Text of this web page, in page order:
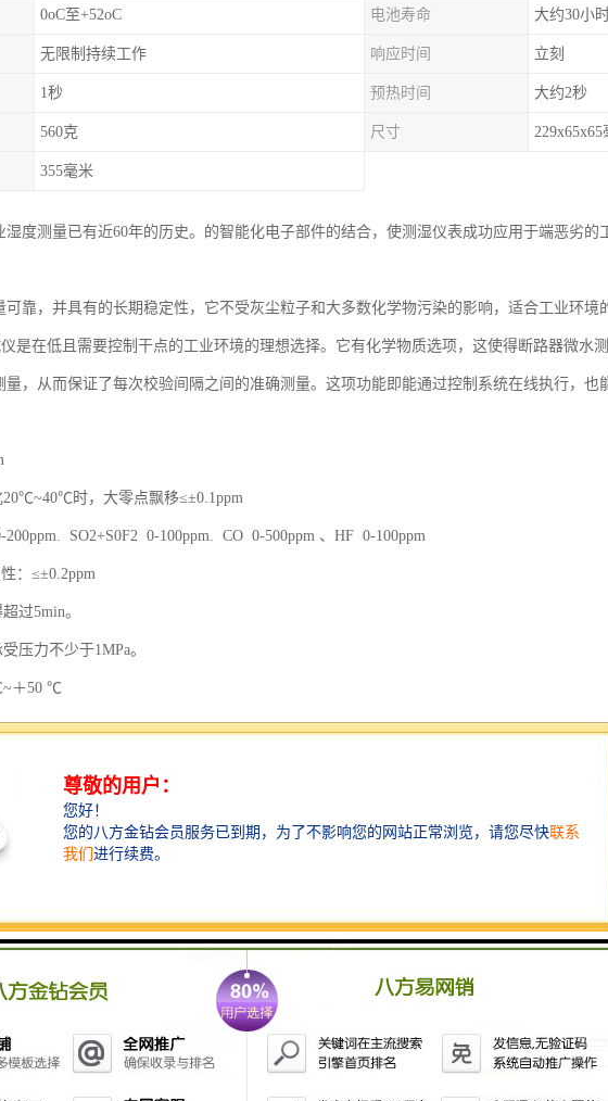
0oC至+52oC 电池寿命 大约30小
无限制持续工作 响应时间 立刻
1秒 预热时间 大约2秒
560克 尺寸 229x65x65
355毫米
湿度测量已有近60年的历史。的智能化电子部件的结合，使测湿仪表成功应用于端恶劣的
靠，并具有的长期稳定性，它不受灰尘粒子和大多数化学物污染的影响，适合工业环境
是在低且需要控制干点的工业环境的理想选择。它有化学物质选项，这使得断路器微水
量，从而保证了每次校验间隔之间的准确测量。这项功能即能通过控制系统在线执行，也
20℃~40℃时，大零点飘移≤±0.1ppm
SO2+S0F2 0-100ppm. CO 0-500ppm 、HF 0-100ppm
：≤±0.2ppm
过5min。
压力不少于1MPa。
＋50 ℃
电池，充满后可连续工作10小时